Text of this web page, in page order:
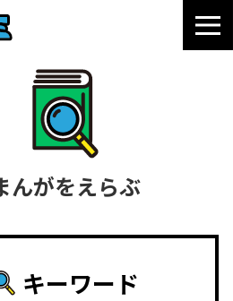
んがをえらぶ
キーワード